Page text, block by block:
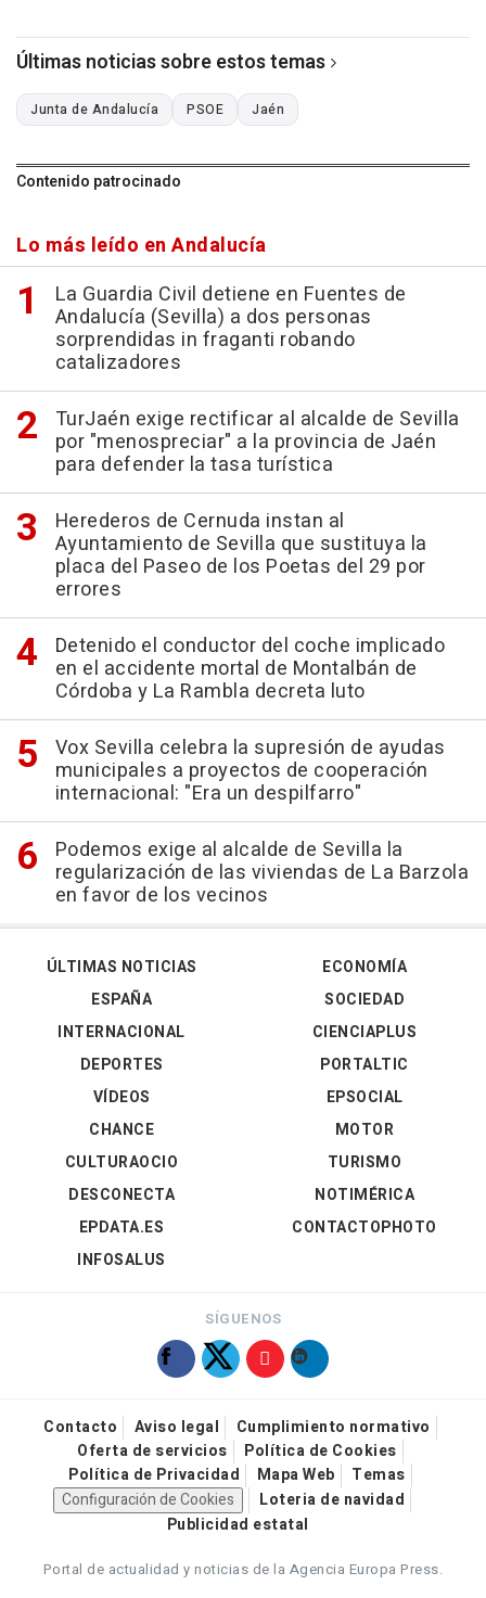
Últimas noticias sobre estos temas
Junta de Andalucía PSOE Jaén
Contenido patrocinado
Lo más leído en Andalucía
La Guardia Civil detiene en Fuentes de
Andalucía (Sevilla) a dos personas
sorprendidas in fraganti robando
catalizadores
TurJaén exige rectificar al alcalde de Sevilla
por "menospreciar" a la provincia de Jaén
para defender la tasa turística
Herederos de Cernuda instan al
Ayuntamiento de Sevilla que sustituya la
placa del Paseo de los Poetas del 29 por
errores
Detenido el conductor del coche implicado
en el accidente mortal de Montalbán de
Córdoba y La Rambla decreta luto
Vox Sevilla celebra la supresión de ayudas
municipales a proyectos de cooperación
internacional: "Era un despilfarro"
Podemos exige al alcalde de Sevilla la
regularización de las viviendas de La Barzola
en favor de los vecinos
ÚLTIMAS NOTICIAS
ESPAÑA
INTERNACIONAL
DEPORTES
VÍDEOS
ECONOMÍA
SOCIEDAD
CIENCIAPLUS
PORTALTIC
EPSOCIAL
CHANCE
CULTURAOCIO
DESCONECTA
EPDATA.ES
INFOSALUS
MOTOR
TURISMO
NOTIMÉRICA
CONTACTOPHOTO
SÍGUENOS
Contacto Aviso legal
Cumplimiento normativo
Oferta de servicios
Política de Cookies
Política de Privacidad
Mapa Web
Temas
Configuración de Cookies
Loteria de navidad
Publicidad estatal
Portal de actualidad y noticias de la Agencia Europa Press.